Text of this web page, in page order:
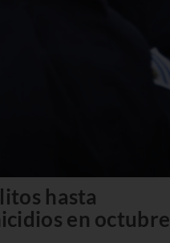
hasta
en octubre